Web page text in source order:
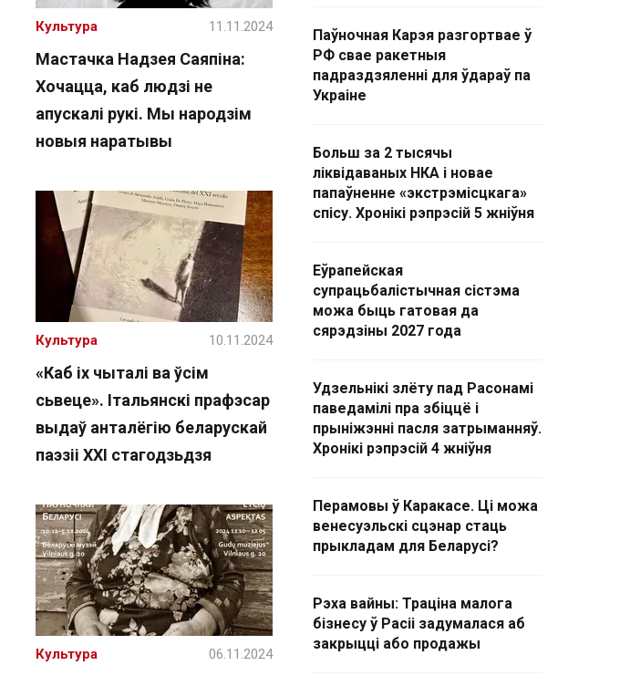
Мастачка Надзея Саяпіна:
Хочацца, каб людзі не
апускалі рукі. Мы народзім
новыя наратывы
Культура 11.11.2024
«Каб іх чыталі ва ўсім
сьвеце». Італьянскі прафэсар
выдаў анталёгію беларускай
паэзіі XXI стагодзьдзя
Культура 10.11.2024
Культура 06.11.2024
Паўночная Карэя разгортвае ў
РФ свае ракетныя
падраздзяленні для ўдараў па
Украіне
Больш за 2 тысячы
ліквідаваных НКА і новае
папаўненне «экстрэмісцкага»
спісу. Хронікі рэпрэсій 5 жніўня
Еўрапейская
супрацьбалістычная сістэма
можа быць гатовая да
сярэдзіны 2027 года
Удзельнікі злёту пад Расонамі
паведамілі пра збіццё і
прыніжэнні пасля затрыманняў.
Хронікі рэпрэсій 4 жніўня
Перамовы ў Каракасе. Ці можа
венесуэльскі сцэнар стаць
прыкладам для Беларусі?
Рэха вайны: Траціна малога
бізнесу ў Расіі задумалася аб
закрыцці або продажы